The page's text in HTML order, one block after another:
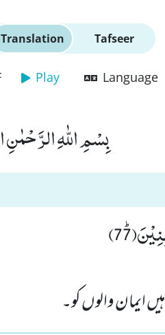
Translation Tafseer
Play Language
بِسْمِ اللّٰهِ
ایمان والوں کو۔